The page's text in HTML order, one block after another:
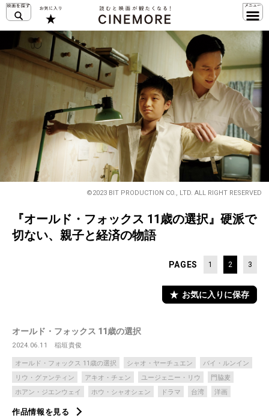
©2023 BIT PRODUCTION CO., LTD. ALL RIGHT RESERVED
『オールド・フォックス 11歳の選択』硬派で
切ない、親子と経済の物語
PAGES 1 2 3
お気に入りに保存
オールド・フォックス 11歳の選択
2024.06.11 稲垣貴俊
オールド・フォックス 11歳の選択 シャオ・ヤーチュエン
バイ・ルンイン
リウ・グァンティン
アキオ・チェン ユージェニー・リウ
門脇麦
ホアン・ジエンウェイ
ホウ・シャオシェン ドラマ 台湾 洋画
作品情報を見る